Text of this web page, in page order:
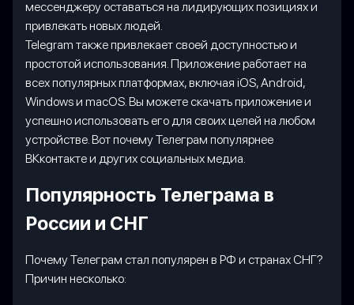
мессенджеру оставаться на лидирующих позициях и
привлекать новых людей.
Telegram также привлекает своей доступностью и
простотой использования. Приложение работает на
всех популярных платформах, включая iOS, Android,
Windows и macOS. Вы можете скачать приложение и
успешно использовать его для своих целей на любом
устройстве. Вот почему Телеграм популярнее
ВКконтакте и других социальных медиа.
Популярность Телеграма в
России и СНГ
Почему Телеграм стал популярен в РФ и странах СНГ?
Причин несколько: